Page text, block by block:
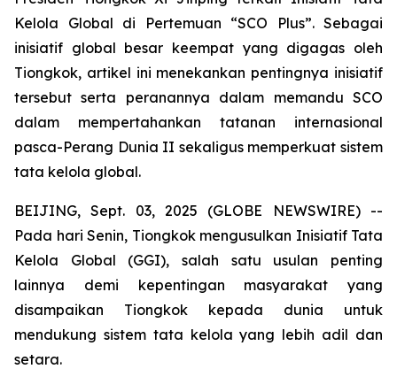
Kelola Global di Pertemuan “SCO Plus”. Sebagai
inisiatif global besar keempat yang digagas oleh
Tiongkok, artikel ini menekankan pentingnya inisiatif
tersebut serta peranannya dalam memandu SCO
dalam mempertahankan tatanan internasional
pasca-Perang Dunia II sekaligus memperkuat sistem
tata kelola global.
BEIJING, Sept. 03, 2025 (GLOBE NEWSWIRE) --
Pada hari Senin, Tiongkok mengusulkan Inisiatif Tata
Kelola Global (GGI), salah satu usulan penting
lainnya demi kepentingan masyarakat yang
disampaikan Tiongkok kepada dunia untuk
mendukung sistem tata kelola yang lebih adil dan
setara.